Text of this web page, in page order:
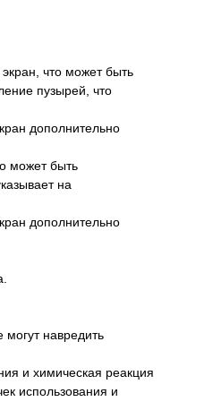
экран, что может быть
пузырей, что
дополнительно
может быть
на
дополнительно
навредить
и химическая реакция
использования и